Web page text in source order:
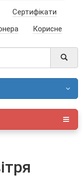
Сертифікати
Корисне